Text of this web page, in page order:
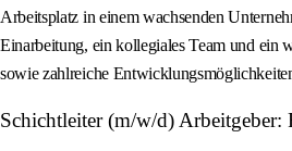
Arbeitsplatz in einem wachsenden
Einarbeitung, ein kollegiales Team und ein
sowie zahlreiche
Schichtleiter (m/w/d) Arbeitgeber: